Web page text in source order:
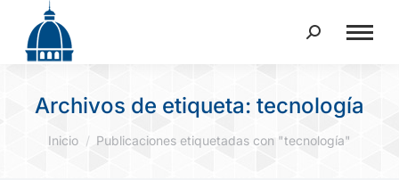
Buscar:
Archivos de etiqueta: tecnología
Estás aquí:
Inicio Publicaciones etiquetadas con "tecnología"